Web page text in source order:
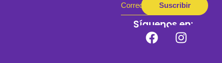
Suscribir
Síguenos en: